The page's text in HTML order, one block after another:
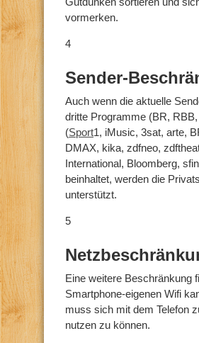
vormerken.
4
Sender-
Auch wenn die aktuelle
dritte Programme (BR,
(Sport1, iMusic, 3sat, arte,
DMAX, kika, zdfneo,
International, Bloomberg,
beinhaltet, werden die
unterstützt.
5
Eine weitere Beschränkung
Smartphone-eigenen Wifi
muss sich mit dem Telefon
nutzen zu können.